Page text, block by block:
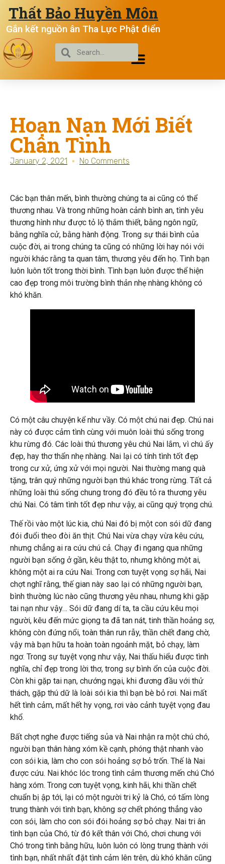
Thất Bảo Huyền Môn
Gắn kết nguồn ân Tha Lực Phật điển
Hoạn Nạn Mới Biết
Chân Tình
January 2, 2021 No Comments
Các bạn thân mến, bình thường chúng ta ai cũng có thể
thương nhau. Và trong những hoàn cảnh bình an, tình yêu
thương hình như được tỏ lộ thắm thiết, bằng ngôn ngữ,
bằng nghĩa cử, bằng hành động. Trong sự thái bình của
cuộc đời, ai trong chúng ta cũng có những lời hay nói với
người khác rằng ta quan tâm, thương yêu đến họ. Tình bạn
luôn luôn tốt trong thời bình. Tình bạn luôn được thể hiện
cao đẹp trong môi trường bình thản nhẹ nhàng không có
khó khăn.
Có một câu chuyện kể như vầy. Có một chú nai đẹp. Chú nai
này có được cảm tình cùng với muôn loài thú sống trong
khu rừng đó. Các loài thú thương yêu chú Nai lắm, vì chú ấy
đẹp, hay thơ thẩn nhẹ nhàng. Nai lại có tính tình tốt đẹp
trong cư xử, ứng xử với mọi người. Nai thường mang quà
tặng, trân quý những người bạn thú khác trong rừng. Tất cả
những loài thú sống chung trong đó đều tỏ ra thương yêu
chú Nai. Có tâm tình tốt đẹp như vậy, ai cũng quý trọng chú.
Thế rồi vào một lúc kia, chú Nai đó bị một con sói dữ đang
đói đuổi theo đòi ăn thịt. Chú Nai vừa chạy vừa kêu cứu,
nhưng chẳng ai ra cứu chú cả. Chạy đi ngang qua những
người bạn sống ở gần, kêu thật to, nhưng không một ai,
không một ai ra cứu Nai. Trong cơn tuyệt vọng sợ hãi, Nai
chợt nghĩ rằng, thế gian này sao lại có những người bạn,
bình thường lúc nào cũng thương yêu nhau, nhưng khi gặp
tai nạn như vậy… Sói dữ đang dí ta, ta cầu cứu kêu mọi
người, kêu đến mức giọng ta đã tan nát, tinh thần hoảng sợ,
không còn đứng nổi, toàn thân run rẫy, thần chết đang chờ,
vậy mà bạn hữu ta hoàn toàn ngoảnh mặt, bỏ chạy, làm
ngơ. Trong sự tuyệt vọng như vậy, Nai thấu hiểu được tình
nghĩa, chỉ đẹp trong lời thơ, trong sự bình ổn của cuộc đời.
Còn khi gặp tai nạn, chướng ngại, khi đương đầu với thử
thách, gặp thú dữ là loài sói kia thì bạn bè bỏ rơi. Nai mất
hết tình cảm, mất hết hy vọng, rơi vào cảnh tuyệt vọng đau
khổ.
Bất chợt nghe được tiếng sủa và Nai nhận ra một chú chó,
người bạn thân hàng xóm kề cạnh, phóng thật nhanh vào
con sói kia, làm cho con sói hoảng sợ bỏ trốn. Thế là Nai
được cứu. Nai khóc lóc trong tình cảm thương mến chú Chó
hàng xóm. Trong cơn tuyệt vọng, kinh hãi, khi thần chết
chuẩn bị ập tới, lại có một người tri kỷ là Chó, có tấm lòng
trung thành với tình bạn, không sợ chết phóng thẳng vào
con sói, làm cho con sói đói hoảng sợ bỏ chạy. Nai tri ân
tình bạn của Chó, từ đó kết thân với Chó, chơi chung với
Chó trong tình bằng hữu, luôn luôn có lòng trung thành với
tình bạn, nhất nhất đặt tình cảm lên trên, dù khó khăn cũng